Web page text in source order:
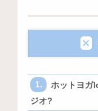
ホットヨガ
ジオ?